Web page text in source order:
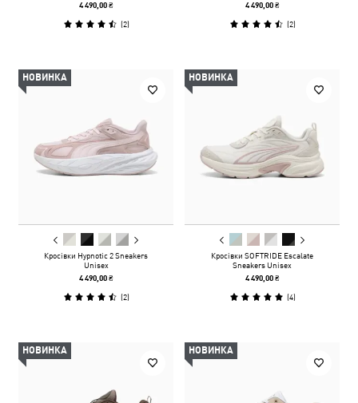
4 490,00 ₴
(2)
4 490,00 ₴
(2)
НОВИНКА
Кросівки Hypnotic 2 Sneakers
Unisex
4 490,00 ₴
(2)
НОВИНКА
Кросівки SOFTRIDE Escalate
Sneakers Unisex
4 490,00 ₴
(4)
НОВИНКА НОВИНКА